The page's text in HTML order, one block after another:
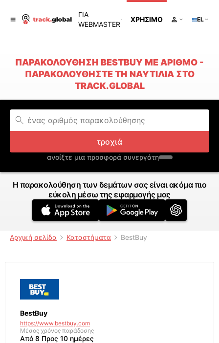
ΓΙΑ
WEBMASTER
ΧΡΉΣΙΜΟ EL
ΠΑΡΑΚΟΛΟΎΘΗΣΗ BESTBUY ΜΕ ΑΡΙΘΜΌ -
ΠΑΡΑΚΟΛΟΥΘΉΣΤΕ ΤΗ ΝΑΥΤΙΛΊΑ ΣΤΟ
TRACK.GLOBAL
τροχιά
ανοίξτε μια προσφορά συνεργάτη
Η παρακολούθηση των δεμάτων σας είναι ακόμα πιο
εύκολη μέσω της εφαρμογής μας
Αρχική σελίδα Καταστήματα BestBuy
BestBuy
https://www.bestbuy.com
Μέσος χρόνος παράδοσης
Από 8 Προς 10 ημέρες